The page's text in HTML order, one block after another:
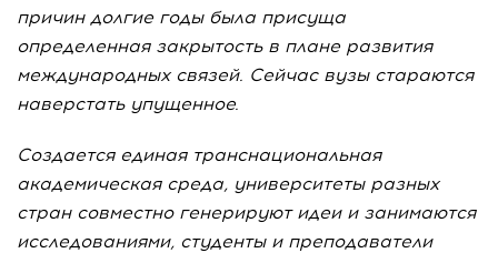
причин долгие годы была присуща
определенная закрытость в плане развития
международных связей. Сейчас вузы стараются
наверстать упущенное.
Создается единая транснациональная
академическая среда, университеты разных
стран совместно генерируют идеи и занимаются
исследованиями, студенты и преподаватели